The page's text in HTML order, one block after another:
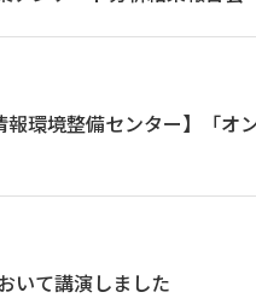
報環境整備センター】「
いて講演しました